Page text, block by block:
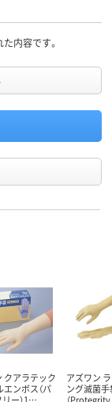
内容です。
クアラテック
ンボス（パ
アズワン
ング滅菌手